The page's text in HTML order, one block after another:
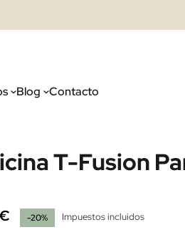
Blog Contacto
T-Fusion
-20% Impuestos incluidos